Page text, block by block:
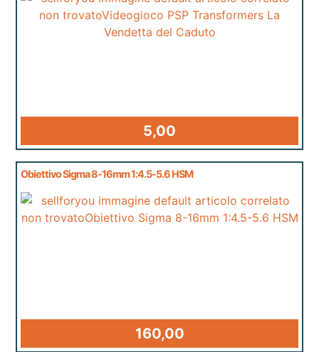
5,00
Obiettivo Sigma 8-16mm 1:4.5-5.6 HSM
160,00